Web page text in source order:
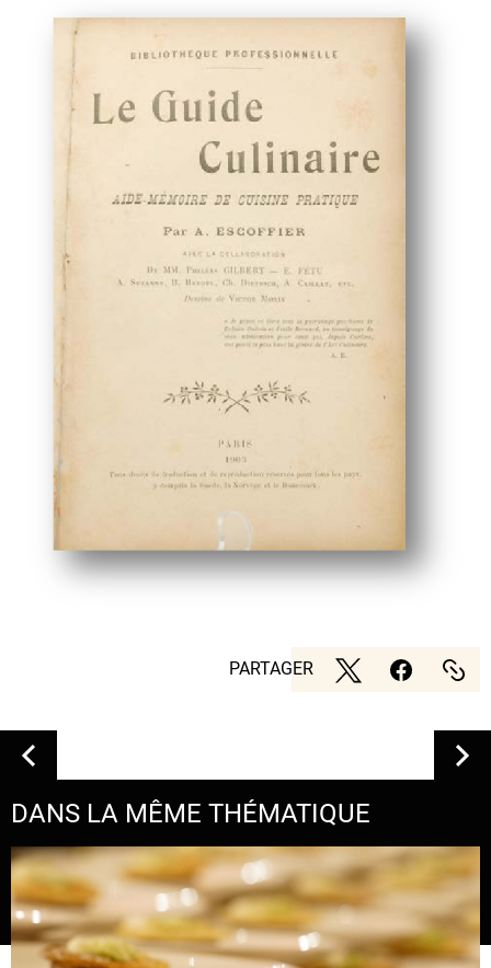
PARTAGER
DANS LA MÊME THÉMATIQUE